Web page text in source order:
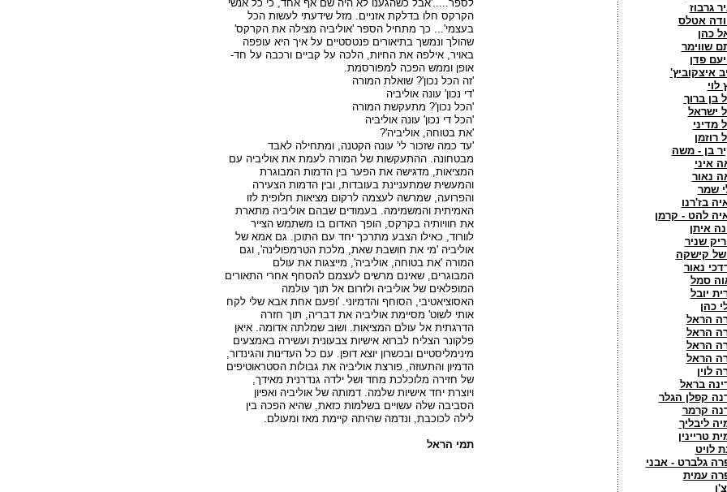
גרבוז
אטלס
כהן
שווימר
פדן
איצקוביץ'
לוי
בן ברוך
ישראל
מדיני
רוזמן
בן - משה
איני
נאור
שמר
בז'רנו
להט - קרמן
איתן
שניר
קישקה
נאור
סמל
יובל
כהן
הראל
הראל
הראל
הראל
לוין
בראל
קפלן הגלר
קרמר
ליבליך
טריינין
לויט
גלברט - אבני
עמית
לספר.....'אבל כשהגענו לא היה שם אף אחד, כי כל אנשי
הקרקס חלו בדלקת אזניים. מזל שידעתי לעשות הכל
בעצמי'... כך מתחיל הספר 'אוליביה מצילה את הקרקס'
שהולך ונמשך בתיאורים פנטסטיים על איך היא עופפה
באויר, אילפה את החיות, הלכה על קביים ורכבה על חד-
אופן וממש הפכה למפורסמת.
'זה הכל נכון'? שואלת המורה
'די נכון' עונה אוליביה
'הכל נכון'? מתעקשת המורה
'הכל די נכון' עונה אוליביה
'את בטוחה, אוליביה'?
'עד כמה שזכור לי' עונה הקטנה, ומתחילה לאבד
מבטחונה. ההתעקשות של המורה לעמת את אוליביה עם
המציאות, מדגישה את הפער בין הדמות המבוגרת
והמעשית שמתעניינת בעובדות, ובין הדמות הצעירה
והפרועה, שמרשה לעצמה לרקום מציאות חלופית לזו
האמיתית והמשמימה. בעמודים שבהם אוליביה מתארת
את חוויותיה בקרקס, הופך האדום בו משתמש הצייר
לוורוד, כאילו הצבע מתרכך יחד עם התוכן. גם אמא של
אוליביה 'מי את חושבת שאת, מלכת הטרמפולינה', וגם
המורה 'את בטוחה, אוליביה', מייצגות את עולם
המבוגרים, שאינם מרשים לעצמם להסחף אחרי התאורים
המופלאים של אוליביה ולזרום אל תוך עולמה
האסוציאטיבי, הסוחף והדמיוני. 'ופעם אחת אבא שלי לקח
אותי לשוט' מסיימת אוליביה את דבריה, תוך חזרה
הדרגתית אל עולם המציאות. ושוב שמלתה אדומה. איאן
פלקונר הצליח לברוא אישיות צבעונית ועשירה באמצעים
מינימליסטיים ובכשרון יוצא דופן. עם כל העדינות והגינדור,
הדמיון והתעוזה, פורצת אוליביה את גבולות הסטראוטיפים
של חזירה מלוכלכת מחד ושל ילדה גנדרנית מאידך,
ויוצרת יחד אישיות שלמה. דמותה של אוליביה ואפיון
הסביבה שלה עשויים בשלמות כזאת, שהיא הפכה בין
לילה לכוכבת, ונדמה שהיתה קיימת מאז ומעולם.
תמי הראל